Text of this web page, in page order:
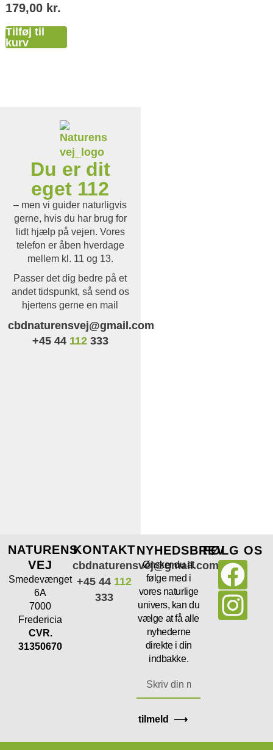
179,00 kr.
Tilføj til
kurv
Du er dit
eget 112
– men vi guider naturligvis
gerne, hvis du har brug for
lidt hjælp på vejen. Vores
telefon er åben hverdage
mellem kl. 11 og 13.
Passer det dig bedre på et
andet tidspunkt, så send os
hjertens gerne en mail
cbdnaturensvej@gmail.com
+45 44 112333
NATURENS
VEJ
Smedevænget
6A
7000
Fredericia
CVR.
31350670
KONTAKT
cbdnaturensvej@gmail.com
+45 44 112
333
NYHEDSBREV
Ønsker du at
følge med i
vores naturlige
univers, kan du
vælge at få alle
nyhederne
direkte i din
indbakke.
tilmeld ⟶
FØLG OS